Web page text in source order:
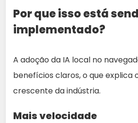
Por que isso está
implementado?
A adoção da IA local no
benefícios claros, o que explica
crescente da indústria.
Mais velocidade